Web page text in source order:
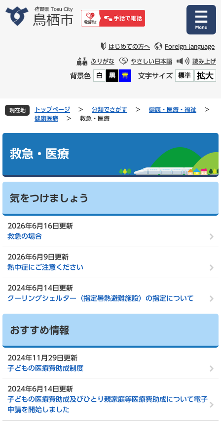
文
はじめての方へ Foreign language
ふりがな やさしい日本語 読み上げ
背景色 白 黒 青 文字サイズ 標準 拡大
現在地 トップページ > 分類でさがす > 健康・医療・福祉
>
健康医療
> 救急・医療
救急・医療
気をつけましょう
2026年6月16日更新
救急の場合
2026年6月9日更新
熱中症にご注意ください
2024年6月14日更新
クーリングシェルター（指定暑熱避難施設）の指定について
おすすめ情報
2024年11月29日更新
子どもの医療費助成制度
2024年6月14日更新
子どもの医療費助成及びひとり親家庭等医療費助成について電子
申請を開始しました